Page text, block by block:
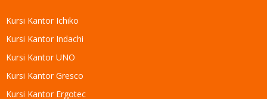
Kursi Kantor Ichiko
Kursi Kantor Indachi
Kursi Kantor UNO
Kursi Kantor Gresco
Kursi Kantor Ergotec